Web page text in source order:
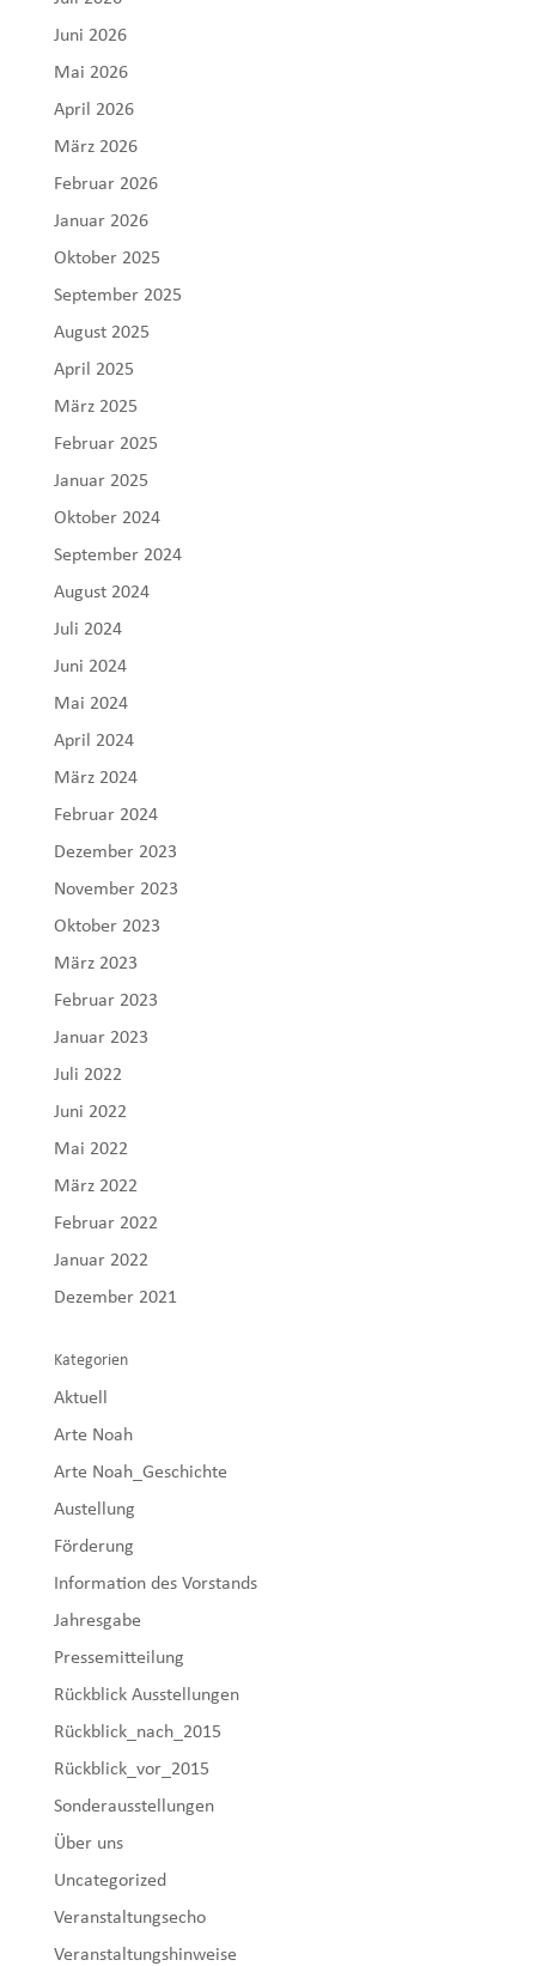
Juni 2026
Mai 2026
April 2026
März 2026
Februar 2026
Januar 2026
Oktober 2025
September 2025
August 2025
April 2025
März 2025
Februar 2025
Januar 2025
Oktober 2024
September 2024
August 2024
Juli 2024
Juni 2024
Mai 2024
April 2024
März 2024
Februar 2024
Dezember 2023
November 2023
Oktober 2023
März 2023
Februar 2023
Januar 2023
Juli 2022
Juni 2022
Mai 2022
März 2022
Februar 2022
Januar 2022
Dezember 2021
Kategorien
Aktuell
Arte Noah
Arte Noah_Geschichte
Austellung
Förderung
Information des Vorstands
Jahresgabe
Pressemitteilung
Rückblick Ausstellungen
Rückblick_nach_2015
Rückblick_vor_2015
Sonderausstellungen
Über uns
Uncategorized
Veranstaltungsecho
Veranstaltungshinweise